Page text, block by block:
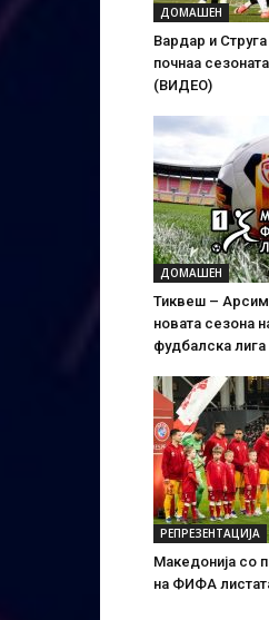
ДОМАШЕН
Вардар и
почнаа
(ВИДЕО)
ДОМАШЕН
Тиквеш –
новата сезона
фудбалска лига
РЕПРЕЗЕНТАЦИЈА
Македонија со
на ФИФА